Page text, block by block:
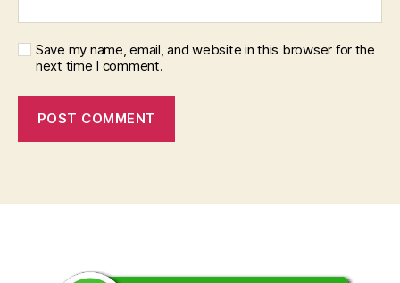
Save my name, email, and website in this browser for the
next time I comment.